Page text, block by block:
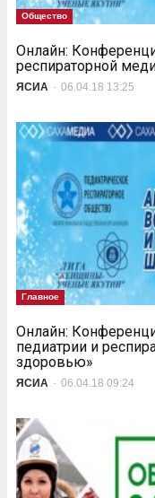
Общество
Онлайн:
респираторной
ЯСИА - 06.04.18 13:25
Главное
Онлайн:
педиатрии и
здоровью»
ЯСИА - 06.04.18 09:24